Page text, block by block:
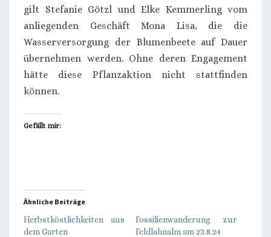
gilt Stefanie Götzl und Elke Kemmerling vom
anliegenden Geschäft Mona Lisa, die die
Wasserversorgung der Blumenbeete auf Dauer
übernehmen werden. Ohne deren Engagement
hätte diese Pflanzaktion nicht stattfinden
können.
Gefällt mir:
Ähnliche Beiträge
Herbstköstlichkeiten aus
dem Garten
Fossilienwanderung zur
Feldlahnalm am 23.8.24